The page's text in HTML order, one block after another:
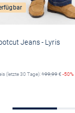
Jeans - Lyris
Preis
(letzte 30 Tage):199,99€ -50%